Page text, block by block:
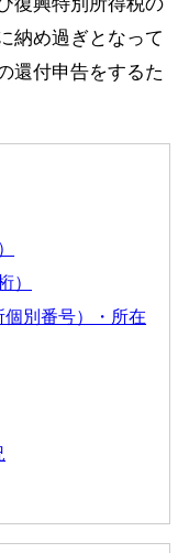
納め過ぎとなって
還付申告をするた
）
別番号）・所在